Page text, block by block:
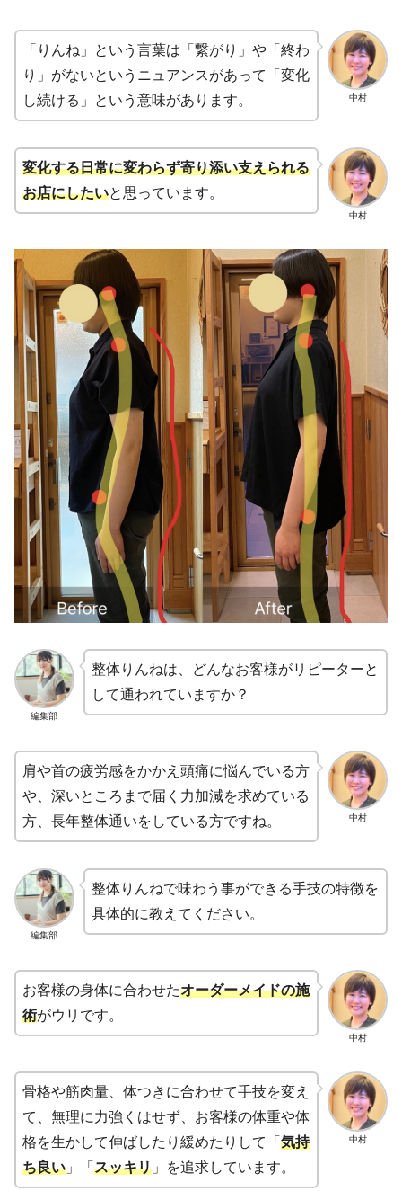
中村
「りんね」という言葉は「繋がり」や「終わ
り」がないというニュアンスがあって「変化
し続ける」という意味があります。
中村
変化する日常に変わらず寄り添い支えられる
お店にしたいと思っています。
編集部
整体りんねは、どんなお客様がリピーターと
して通われていますか？
中村
肩や首の疲労感をかかえ頭痛に悩んでいる方
や、深いところまで届く力加減を求めている
方、長年整体通いをしている方ですね。
編集部
整体りんねで味わう事ができる手技の特徴を
具体的に教えてください。
中村
お客様の身体に合わせたオーダーメイドの施
術がウリです。
中村
骨格や筋肉量、体つきに合わせて手技を変え
て、無理に力強くはせず、お客様の体重や体
格を生かして伸ばしたり緩めたりして「 気持
ち良い 」「 スッキリ 」を追求しています。